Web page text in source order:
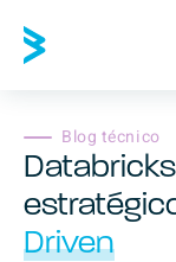
Blog técnico
Driven